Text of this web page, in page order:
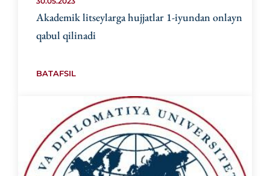
Akademik litseylarga hujjatlar 1-iyundan onlayn
qabul qilinadi
BATAFSIL